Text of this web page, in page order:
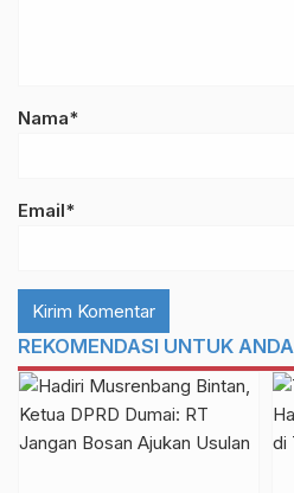
Nama*
Email*
REKOMENDASI UNTUK ANDA